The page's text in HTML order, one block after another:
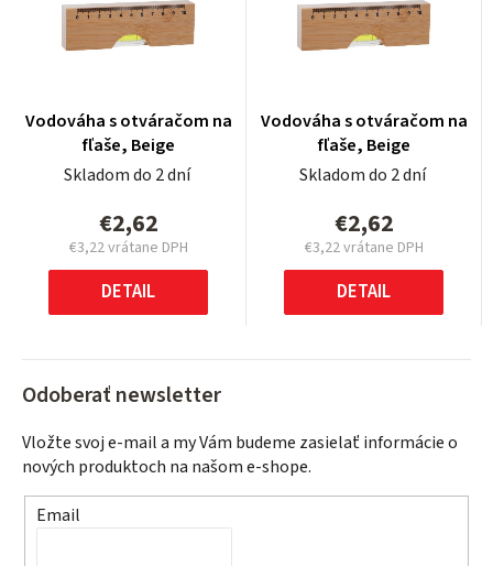
Vodováha s otváračom na
fľaše, Beige
Skladom do 2 dní
€2,62
€3,22 vrátane DPH
Jednotková
cena:
DETAIL
Vodováha s otváračom na
fľaše, Beige
Skladom do 2 dní
€2,62
€3,22 vrátane DPH
Jednotková
cena:
DETAIL
Odoberať newsletter
Vložte svoj e-mail a my Vám budeme zasielať informácie o
nových produktoch na našom e-shope.
Email